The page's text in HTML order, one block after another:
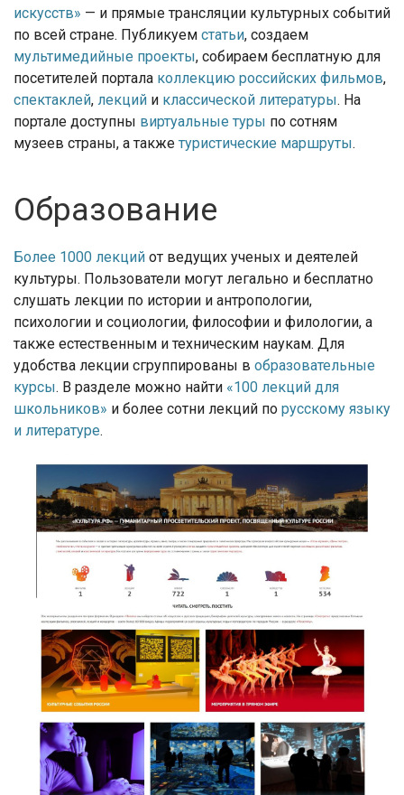
искусств» — и прямые трансляции культурных событий
по всей стране. Публикуем статьи, создаем
мультимедийные проекты, собираем бесплатную для
посетителей портала коллекцию российских фильмов,
спектаклей, лекций и классической литературы. На
портале доступны виртуальные туры по сотням
музеев страны, а также туристические маршруты.
Образование
Более 1000 лекций от ведущих ученых и деятелей
культуры. Пользователи могут легально и бесплатно
слушать лекции по истории и антропологии,
психологии и социологии, философии и филологии, а
также естественным и техническим наукам. Для
удобства лекции сгруппированы в образовательные
курсы. В разделе можно найти «100 лекций для
школьников» и более сотни лекций по русскому языку
и литературе.